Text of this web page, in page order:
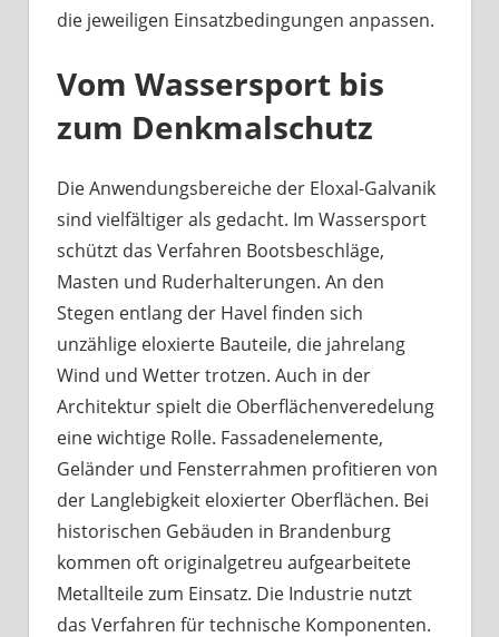
die jeweiligen Einsatzbedingungen anpassen.
Vom Wassersport bis
zum Denkmalschutz
Die Anwendungsbereiche der Eloxal-Galvanik
sind vielfältiger als gedacht. Im Wassersport
schützt das Verfahren Bootsbeschläge,
Masten und Ruderhalterungen. An den
Stegen entlang der Havel finden sich
unzählige eloxierte Bauteile, die jahrelang
Wind und Wetter trotzen. Auch in der
Architektur spielt die Oberflächenveredelung
eine wichtige Rolle. Fassadenelemente,
Geländer und Fensterrahmen profitieren von
der Langlebigkeit eloxierter Oberflächen. Bei
historischen Gebäuden in Brandenburg
kommen oft originalgetreu aufgearbeitete
Metallteile zum Einsatz. Die Industrie nutzt
das Verfahren für technische Komponenten.